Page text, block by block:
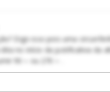
Digo isso pois uma
no início da justificativa da
90 ∘ ou 270 ∘ .